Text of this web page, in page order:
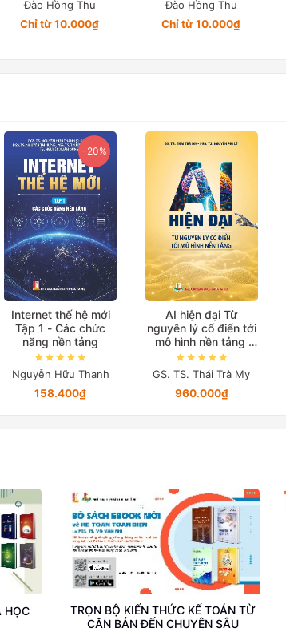
Đào Hồng Thu
Chỉ từ 10.000₫
Đào Hồng Thu
Chỉ từ 10.000₫
-20%
Internet thế hệ mới
Tập 1 - Các chức
năng nền tảng
Nguyễn Hữu Thanh
158.400₫
AI hiện đại Từ
nguyên lý cổ điển tới
mô hình nền tảng
(Bản in màu đặc biệt)
GS. TS. Thái Trà My
960.000₫
HỌC
TRỌN BỘ KIẾN THỨC KẾ TOÁN TỪ
CĂN BẢN ĐẾN CHUYÊN SÂU